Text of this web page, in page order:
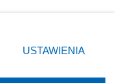
prywatności
zgody
USTAWIENIA